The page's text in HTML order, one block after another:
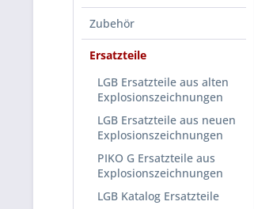
Zubehör
Ersatzteile
LGB Ersatzteile aus alten
Explosionszeichnungen
LGB Ersatzteile aus neuen
Explosionszeichnungen
PIKO G Ersatzteile aus
Explosionszeichnungen
LGB Katalog Ersatzteile